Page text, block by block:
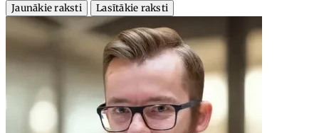
Jaunākie raksti
Lasītākie raksti